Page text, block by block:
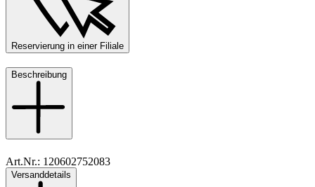
Reservierung in einer Filiale
Beschreibung
Art.Nr.: 120602752083
Material: Leder
Versanddetails